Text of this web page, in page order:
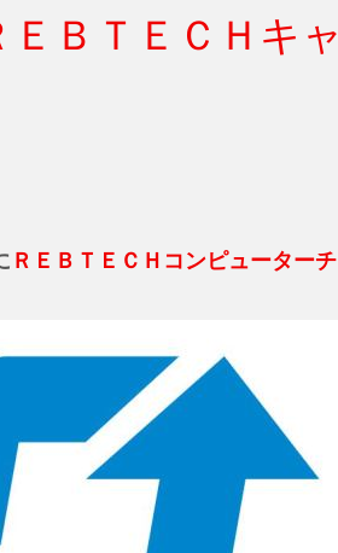
ＢＴＥＣＨキ
ＲＥＢＴＥＣＨコンピューター